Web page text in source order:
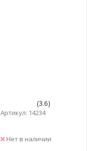
(3.6)
Артикул: 14234
Нет в наличии